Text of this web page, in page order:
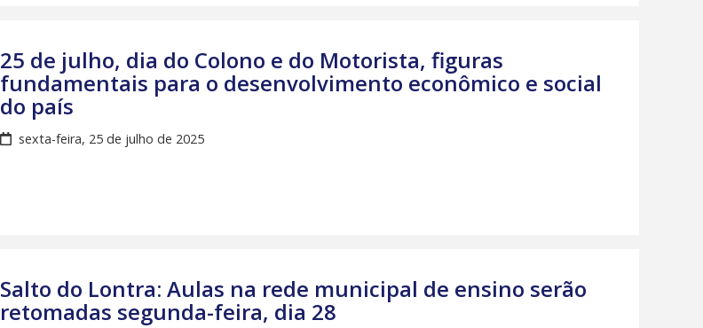
25 de julho, dia do Colono e do Motorista, figuras
fundamentais para o desenvolvimento econômico e social
do país
sexta-feira, 25 de julho de 2025
Salto do Lontra: Aulas na rede municipal de ensino serão
retomadas segunda-feira, dia 28